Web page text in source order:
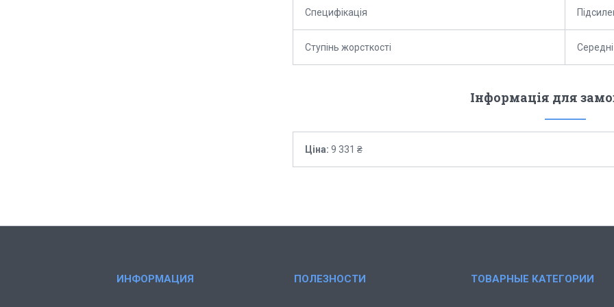
Специфікація
Ступінь жорсткості Середні
Інформація для
Ціна: 9 331 ₴
ИНФОРМАЦИЯ ПОЛЕЗНОСТИ ТОВАРНЫЕ КАТЕГОРИИ